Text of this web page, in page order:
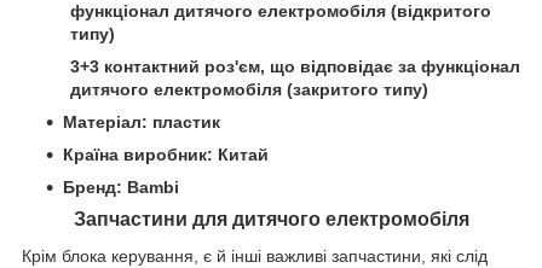
функціонал дитячого електромобіля (відкритого
типу)
3+3 контактний роз'єм, що відповідає за функціонал
дитячого електромобіля (закритого типу)
Матеріал: пластик
Країна виробник: Китай
Бренд: Bambi
Запчастини для дитячого електромобіля
Крім блока керування, є й інші важливі запчастини, які слід